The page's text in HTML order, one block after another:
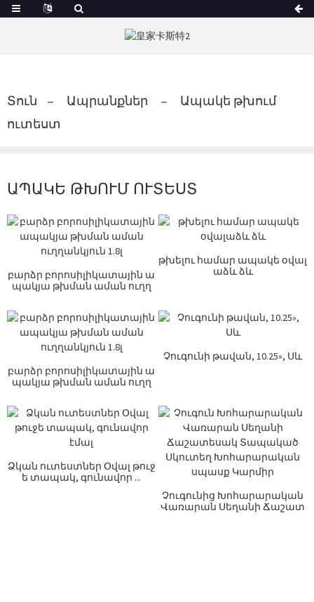
Տուն Ապրանքներ
Ապակե թխում
ուտեստ
ԱՊԱԿԵ ԹԽՈՒՄ ՈՒՏԵՍՏ
բարձր բորոսիլիկատային ա
պակյա թխման աման ուղղ
թխելու համար ապակե օվալ
աձև ձև
բարձր բորոսիլիկատային ա
պակյա թխման աման ուղղ
Չուգունի թավան, 10.25», Սև
Ձկան ուտեստներ Օվալ թուջ
ե տապակ, գունավոր ...
Չուգունից Խոհարարական
Վառարան Սեղանի Ճաշատ